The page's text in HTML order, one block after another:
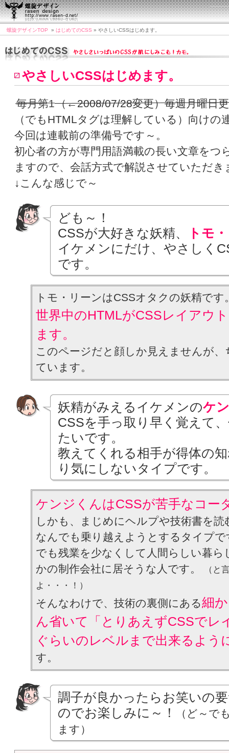
螺旋デザインTOP » はじめてのCSS » やさしいCSSはじめます。
やさしいCSSはじめます。
毎月第1（←2008/07/28変更）毎週月曜日
（でもHTMLタグは理解している）向けの
今回は連載前の準備号です～。
初心者の方が専門用語満載の長い文章をつ
ますので、会話方式で解説させていただき
↓こんな感じで～
ども～！
CSSが大好きな妖精、
トモ
イケメンにだけ、やさしく
です。
トモ・リーンはCSSオタクの妖精です
世界中のHTMLがCSSレイアウ
ます。
このページだと顔しか見えませんが
ています。
妖精がみえるイケメンのケ
CSSを手っ取り早く覚えて
たいです。
教えてくれる相手が得体の
り気にしないタイプです。
ケンジくんはCSSが苦手なコー
しかも、まじめにヘルプや技術書を
なんでも乗り越えようとするタイプで
でも残業を少なくして人間らしい暮
かの制作会社に居そうな人です。
（と
よ・・・！）
そんなわけで、技術の裏側にある細
ん省いて「とりあえずCSSでレ
ぐらいのレベルまで出来るよう
す。
調子が良かったらお笑いの
のでお楽しみに～！
（ど～で
ます）